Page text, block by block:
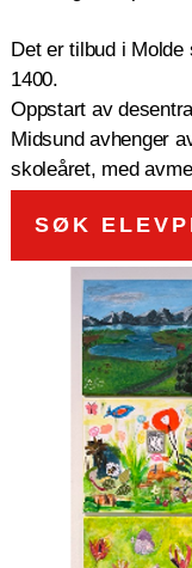
Det er tilbud i
1400.
Oppstart av
Midsund avhenger
skoleåret, med
SØK